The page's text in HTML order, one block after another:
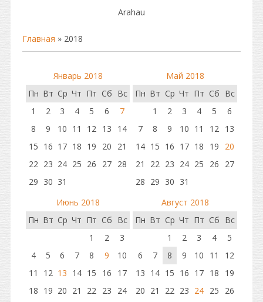
Arahau
Главная » 2018
Январь 2018
Пн Вт Ср Чт Пт Сб Вс
1
2 3 4 5 6
7
8
9 10 11 12 13
14
15 16 17 18 19 20
21
22 23 24 25 26 27 28
29 30 31
Май 2018
Пн Вт Ср Чт Пт Сб Вс
1
2 3 4 5
6
7
8 9 10 11 12 13
14 15 16 17 18 19
20
21
22 23 24 25 26
27
28 29 30 31
Июнь 2018
Пн Вт Ср Чт Пт Сб Вс
1
2
3
4
5 6 7 8 9
10
11
12 13 14 15 16
17
18 19 20 21 22 23
24
Август 2018
Пн Вт Ср Чт Пт Сб Вс
1
2 3 4
5
6
7 8 9 10 11
12
13 14 15 16 17 18
19
20 21 22 23 24 25
26